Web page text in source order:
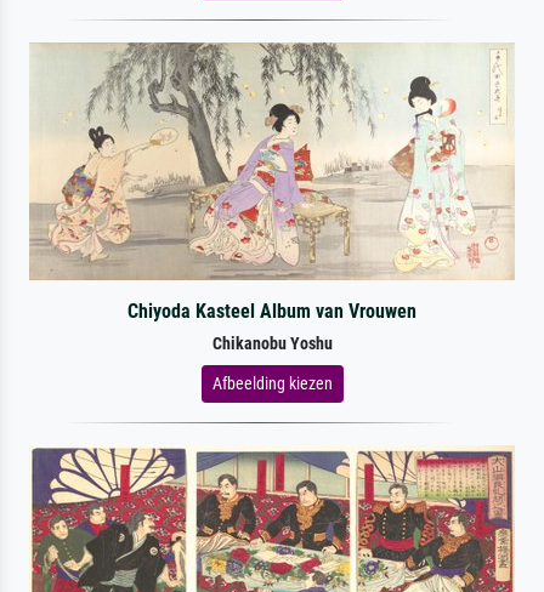
Chiyoda Kasteel Album van Vrouwen
Chikanobu Yoshu
Afbeelding kiezen